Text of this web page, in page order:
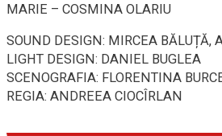
MARIE – COSMINA OLARIU
SOUND DESIGN: MIRCEA BĂLUȚĂ,
LIGHT DESIGN: DANIEL BUGLEA
SCENOGRAFIA: FLORENTINA
REGIA: ANDREEA CIOCÎRLAN